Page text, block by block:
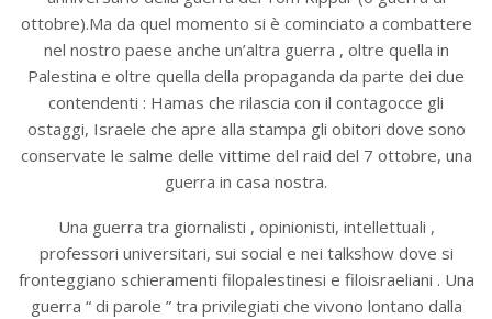
ottobre).Ma da quel momento si è cominciato a combattere
nel nostro paese anche un’altra guerra , oltre quella in
Palestina e oltre quella della propaganda da parte dei due
contendenti : Hamas che rilascia con il contagocce gli
ostaggi, Israele che apre alla stampa gli obitori dove sono
conservate le salme delle vittime del raid del 7 ottobre, una
guerra in casa nostra.
Una guerra tra giornalisti , opinionisti, intellettuali ,
professori universitari, sui social e nei talkshow dove si
fronteggiano schieramenti filopalestinesi e filoisraeliani . Una
guerra “ di parole ” tra privilegiati che vivono lontano dalla